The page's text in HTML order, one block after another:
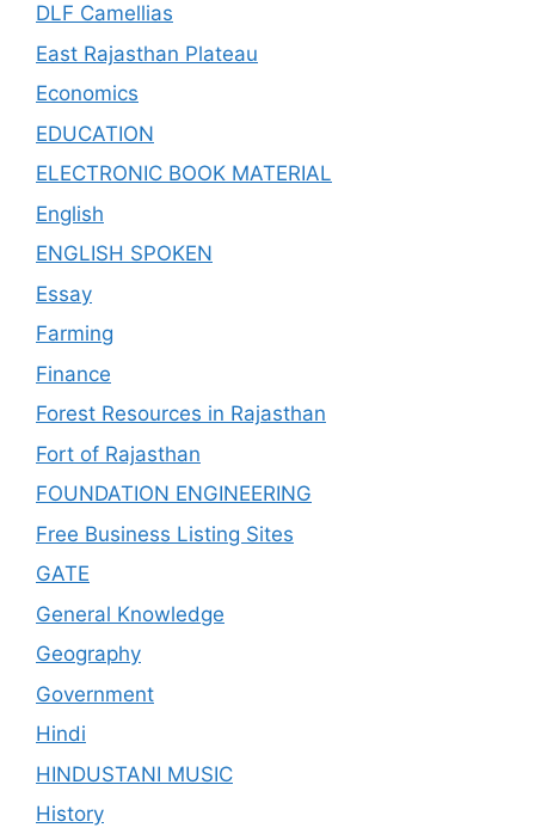
DLF Camellias
East Rajasthan Plateau
Economics
EDUCATION
ELECTRONIC BOOK MATERIAL
English
ENGLISH SPOKEN
Essay
Farming
Finance
Forest Resources in Rajasthan
Fort of Rajasthan
FOUNDATION ENGINEERING
Free Business Listing Sites
GATE
General Knowledge
Geography
Government
Hindi
HINDUSTANI MUSIC
History